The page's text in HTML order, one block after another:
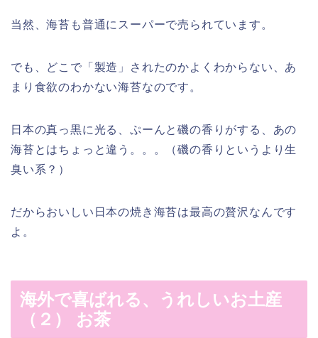
当然、海苔も普通にスーパーで売られています。
でも、どこで「製造」されたのかよくわからない、あ
まり食欲のわかない海苔なのです。
日本の真っ黒に光る、ぷーんと磯の香りがする、あの
海苔とはちょっと違う。。。（磯の香りというより生
臭い系？）
だからおいしい日本の焼き海苔は最高の贅沢なんです
よ。
海外で喜ばれる、うれしいお土産
（２） お茶